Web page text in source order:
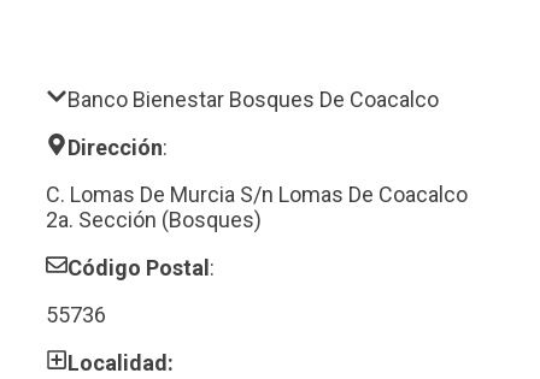
Banco Bienestar Bosques De Coacalco
Dirección:
C. Lomas De Murcia S/n Lomas De Coacalco
2a. Sección (Bosques)
Código Postal:
55736
Localidad: